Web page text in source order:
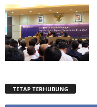
TETAP TERHUBUNG